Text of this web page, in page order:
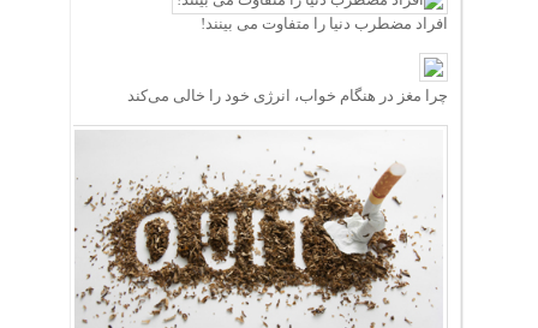
افراد مضطرب دنیا را متفاوت می بینند!
چرا مغز در هنگام خواب، انرژی خود را خالی می‌کند